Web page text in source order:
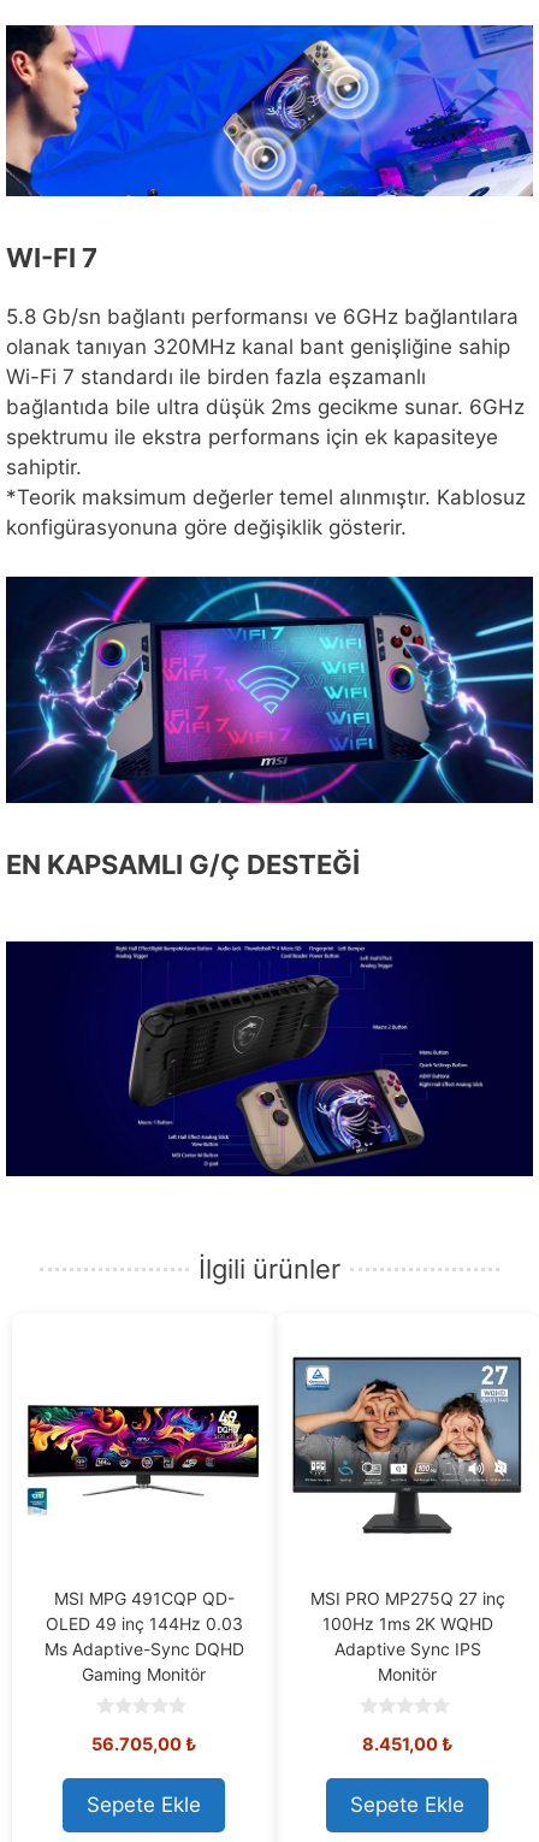
WI-FI 7
5.8 Gb/sn bağlantı performansı ve 6GHz bağlantılara
olanak tanıyan 320MHz kanal bant genişliğine sahip
Wi-Fi 7 standardı ile birden fazla eşzamanlı
bağlantıda bile ultra düşük 2ms gecikme sunar. 6GHz
spektrumu ile ekstra performans için ek kapasiteye
sahiptir.
*Teorik maksimum değerler temel alınmıştır. Kablosuz
konfigürasyonuna göre değişiklik gösterir.
EN KAPSAMLI G/Ç DESTEĞİ
İlgili ürünler
MSI MPG 491CQP QD-
OLED 49 inç 144Hz 0.03
Ms Adaptive-Sync DQHD
Gaming Monitör
o
t
o
f
5
56.705,00₺
Sepete Ekle
MSI PRO MP275Q 27 inç
100Hz 1ms 2K WQHD
Adaptive Sync IPS
Monitör
o
t
o
f
5
8.451,00₺
Sepete Ekle